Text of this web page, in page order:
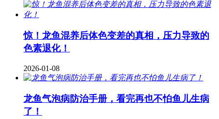
惊！龙鱼混养后体色变差的真相，压力导致的
色素退化！
2026-01-08
龙鱼气泡病防治手册，看完再也不怕鱼儿生病
了！